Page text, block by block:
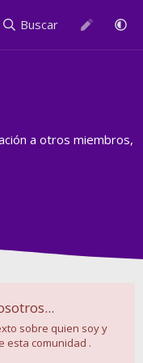
Buscar
a otros miembros,
sobre quien soy y
esta comunidad .